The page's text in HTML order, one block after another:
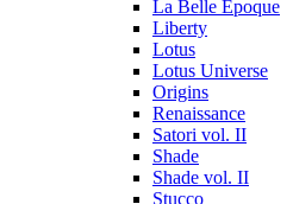
La Belle Epoque
Liberty
Lotus
Lotus Universe
Origins
Renaissance
Satori vol. II
Shade
Shade vol. II
Stucco